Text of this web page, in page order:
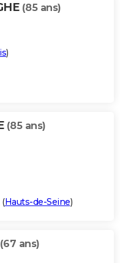
(85 ans)
)
(85 ans)
(Hauts-de-Seine)
(67 ans)